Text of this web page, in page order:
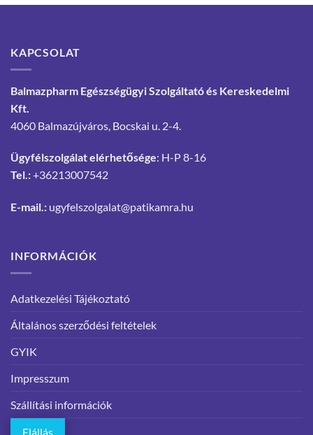
KAPCSOLAT
Balmazpharm Egészségügyi Szolgáltató és Kereskedelmi
Kft.
4060 Balmazújváros, Bocskai u. 2-4.
Ügyfélszolgálat elérhetősége: H-P 8-16
Tel.:+36213007542
E-mail.: ugyfelszolgalat@patikamra.hu
INFORMÁCIÓK
Adatkezelési Tájékoztató
Általános szerződési feltételek
GYIK
Impresszum
Szállítási információk
Elállás